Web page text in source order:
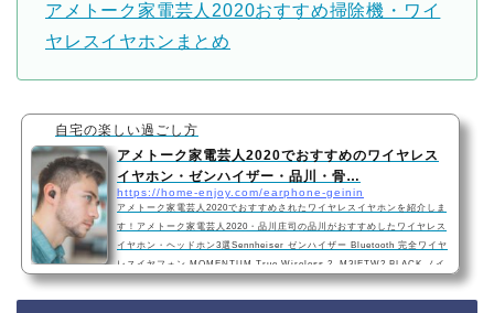
アメトーク家電芸人2020おすすめ掃除機・ワイ
ヤレスイヤホンまとめ
自宅の楽しい過ごし方
アメトーク家電芸人2020でおすすめのワイヤレス
イヤホン・ゼンハイザー・品川・骨…
https://home-enjoy.com/earphone-geinin
アメトーク家電芸人2020でおすすめされたワイヤレスイヤホンを紹介しま
す！アメトーク家電芸人2020・品川庄司の品川がおすすめしたワイヤレス
イヤホン・ヘッドホン3選Sennheiser ゼンハイザー Bluetooth 完全ワイヤ
レスイヤフォン MOMENTUM True Wireless 2, M3IETW2 BLACK ノイ
ズキャンセリング、LDSアンテナ『Sennheiser ゼンハイザー Bluetooth
完全ワイヤレスイヤフォン』は外部音取り込み機能がついていて、買い物